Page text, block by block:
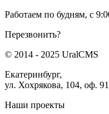
Работаем по будням, с
Перезвонить?
© 2014 - 2025 UralCMS
Екатеринбург,
ул. Хохрякова, 104, оф.
Наши проекты